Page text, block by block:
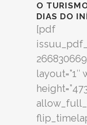
O
DIAS DO
[pdf
layout=”1″